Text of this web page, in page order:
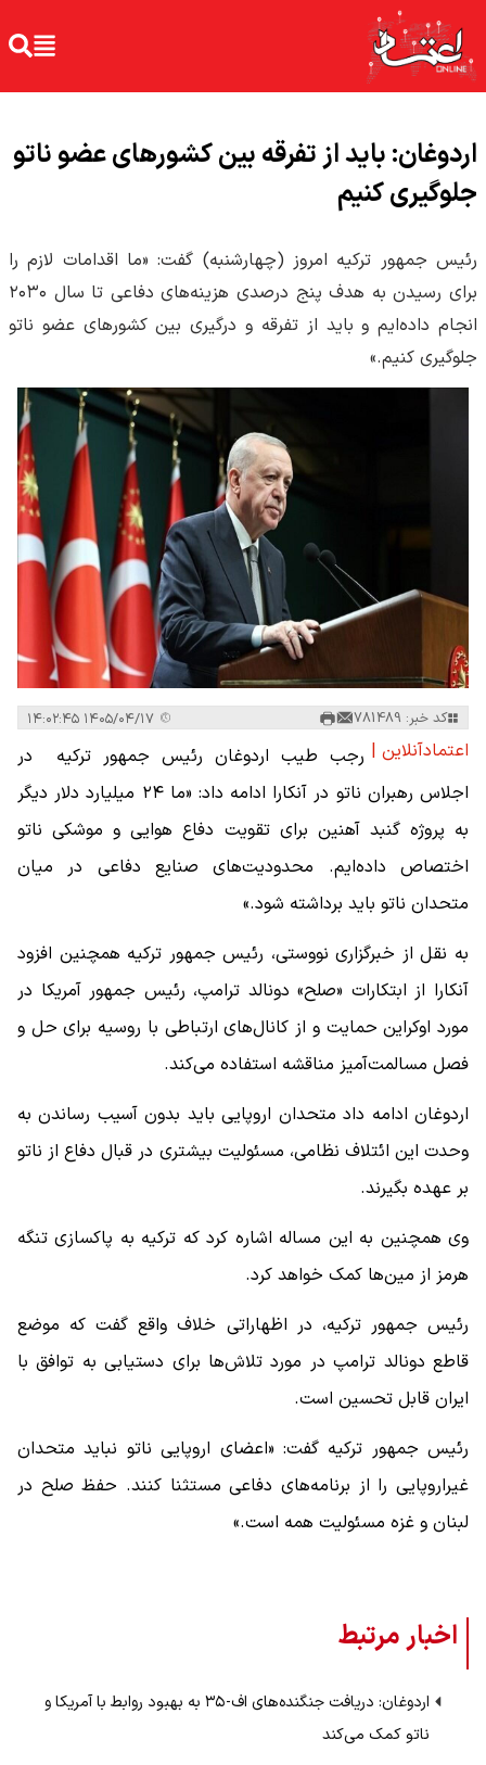
اردوغان: باید از تفرقه بین کشورهای عضو ناتو
جلوگیری کنیم
رئیس جمهور ترکیه امروز (چهارشنبه) گفت: «ما اقدامات لازم را
برای رسیدن به هدف پنج درصدی هزینه‌های دفاعی تا سال ۲۰۳۰
انجام داده‌ایم و باید از تفرقه و درگیری بین کشورهای عضو ناتو
جلوگیری کنیم.»
کد خبر: 781489
اعتمادآنلاین | رجب طیب اردوغان رئیس جمهور ترکیه در
اجلاس رهبران ناتو در آنکارا ادامه داد: «ما ۲۴ میلیارد دلار دیگر
به پروژه گنبد آهنین برای تقویت دفاع هوایی و موشکی ناتو
اختصاص داده‌ایم. محدودیت‌های صنایع دفاعی در میان
متحدان ناتو باید برداشته شود.»
به نقل از خبرگزاری نووستی، رئیس جمهور ترکیه همچنین افزود
آنکارا از ابتکارات «صلح» دونالد ترامپ، رئیس جمهور آمریکا در
مورد اوکراین حمایت و از کانال‌های ارتباطی با روسیه برای حل و
فصل مسالمت‌آمیز مناقشه استفاده می‌کند.
اردوغان ادامه داد متحدان اروپایی باید بدون آسیب رساندن به
وحدت این ائتلاف نظامی، مسئولیت بیشتری در قبال دفاع از ناتو
بر عهده بگیرند.
وی همچنین به این مساله اشاره کرد که ترکیه به پاکسازی تنگه
هرمز از مین‌ها کمک خواهد کرد.
رئیس جمهور ترکیه، در اظهاراتی خلاف واقع گفت که موضع
قاطع دونالد ترامپ در مورد تلاش‌ها برای دستیابی به توافق با
ایران قابل تحسین است.
رئیس جمهور ترکیه گفت: «اعضای اروپایی ناتو نباید متحدان
غیراروپایی را از برنامه‌های دفاعی مستثنا کنند. حفظ صلح در
لبنان و غزه مسئولیت همه است.»
اخبار مرتبط
اردوغان: دریافت جنگنده‌های اف-۳۵ به بهبود روابط با آمریکا و
ناتو کمک می‌کند